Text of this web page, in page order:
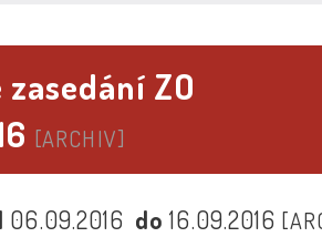
ZO
[ARCHIV]
06.09.2016 do16.09.2016